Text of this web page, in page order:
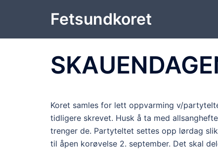
Fetsundkoret
Koret samles for lett oppvarming v/
tidligere skrevet. Husk å ta med
trenger de. Partyteltet settes opp lørdag
til åpen korøvelse 2. september. Det skal